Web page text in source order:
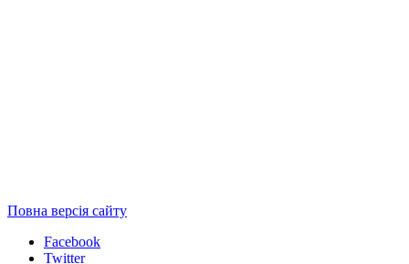
Повна версія сайту
Facebook
Twitter